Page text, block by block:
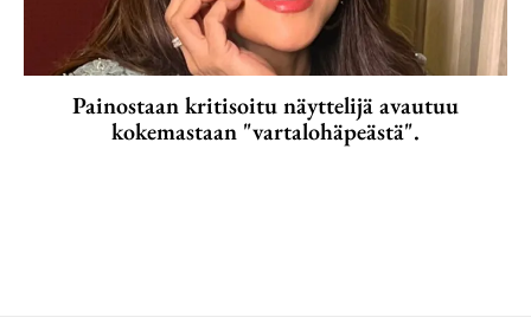
Painostaan kritisoitu näyttelijä avautuu
kokemastaan "vartalohäpeästä".